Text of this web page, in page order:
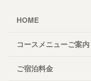
HOME
コースメニューご案内
ご宿泊料金